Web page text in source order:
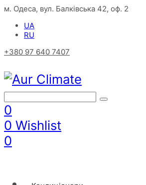
м. Одеса, вул. Балківська 42, оф. 2
UA
RU
+380 97 640 7407
0
0 Wishlist
0